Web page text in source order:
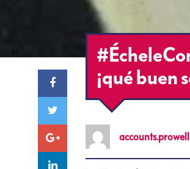
¡qué buen
accounts.prowell